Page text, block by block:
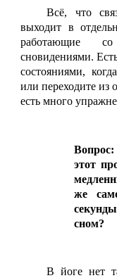
Всё, что
выходит в
работающие
сновидениями.
состояниями,
или переходите из
есть много
этот
же
сном?
В йоге нет